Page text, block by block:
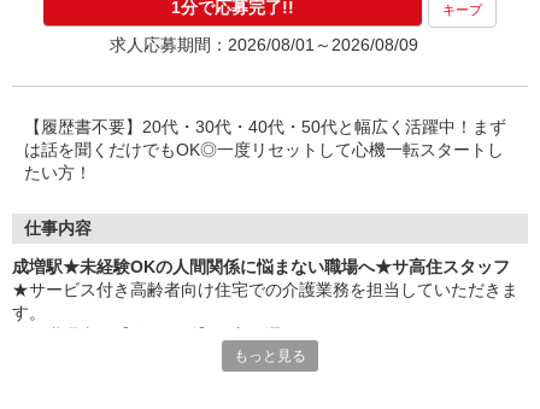
1分で応募完了!! キープ
求人応募期間：2026/08/01～2026/08/09
【履歴書不要】20代・30代・40代・50代と幅広く活躍中！まず
は話を聞くだけでもOK◎一度リセットして心機一転スタートし
たい方！
仕事内容
成増駅★未経験OKの人間関係に悩まない職場へ★サ高住スタッフ
★サービス付き高齢者向け住宅での介護業務を担当していただきま
す。
もっと見る